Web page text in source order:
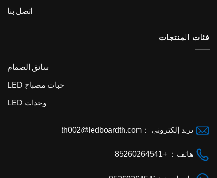
اتصل بنا
فئات المنتجات
سائق الصمام
حبات مصباح LED
وحدات LED
بريد إلكتروني ： th002@ledboardth.com
هاتف： +85260264541